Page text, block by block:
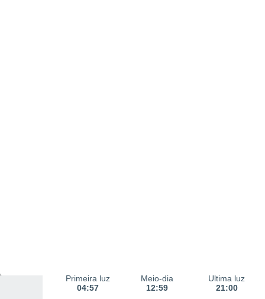
Primeira luz
04:57
Meio-dia
12:59
Última luz
21:00